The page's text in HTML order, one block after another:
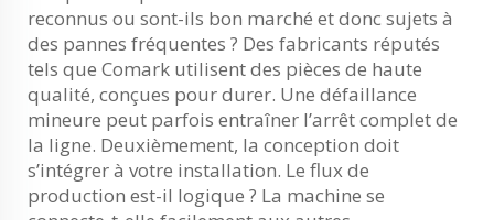
reconnus ou sont-ils bon marché et donc sujets à
des pannes fréquentes ? Des fabricants réputés
tels que Comark utilisent des pièces de haute
qualité, conçues pour durer. Une défaillance
mineure peut parfois entraîner l’arrêt complet de
la ligne. Deuxièmement, la conception doit
s’intégrer à votre installation. Le flux de
production est-il logique ? La machine se